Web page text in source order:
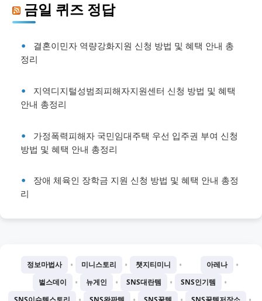
금일 퀴즈 정답
결혼이민자 역량강화지원 신청 방법 및 혜택 안내 총
정리
지역디지털성범죄피해자지원센터 신청 방법 및 혜택
안내 총정리
가정폭력피해자 국민임대주택 우선 입주권 부여 신청
방법 및 혜택 안내 총정리
장애 체육인 장학금 지원 신청 방법 및 혜택 안내 총정
리
정보마법사 • 미니스토리 • 챗지티미니 • 아레나 •
벌스데이 • 뉴게인 • SNS대란템 • SNS인기템 •